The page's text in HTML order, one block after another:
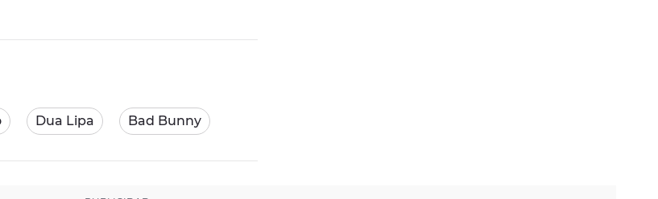
Dua Lipa Bad Bunny